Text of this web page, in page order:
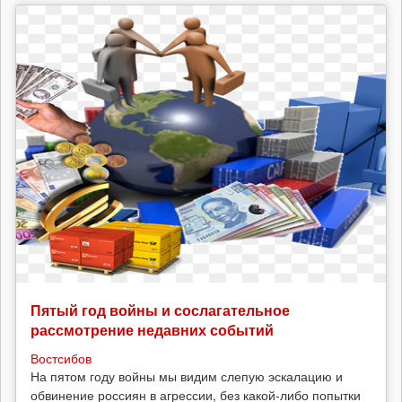
Пятый год войны и сослагательное
рассмотрение недавних событий
Востсибов
На пятом году войны мы видим слепую эскалацию и
обвинение россиян в агрессии, без какой-либо попытки